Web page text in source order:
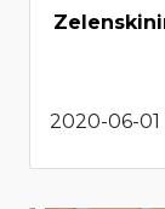
2020-06-01